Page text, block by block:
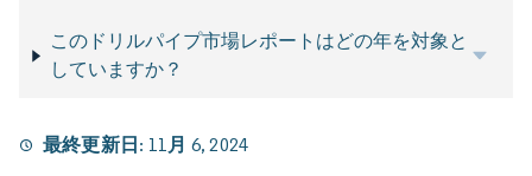
このドリルパイプ市場レポートはどの年を対象と
していますか？
最終更新日: 11月 6, 2024